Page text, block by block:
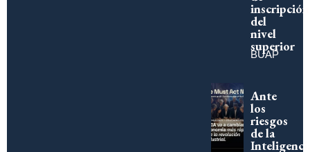
inscripción
del
nivel
superior
BUAP
Ante
los
riesgos
de la